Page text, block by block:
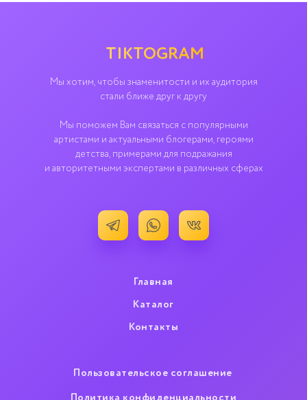
Мы хотим, чтобы знаменитости и их аудитория
стали ближе друг к другу
Мы поможем Вам связаться с популярными
артистами и актуальными блогерами, героями
детства, примерами для подражания
и авторитетными экспертами в различных сферах
TIKTOGRAM
Контакты
Главная
Каталог
Пользовательское cоглашение
Политика конфиденциальности